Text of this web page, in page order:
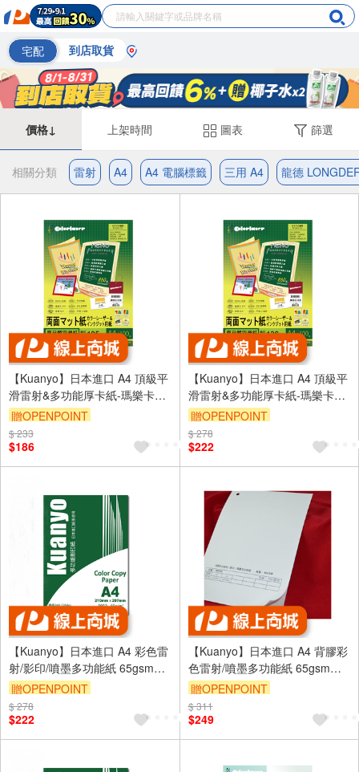
宅配 到店取貨
價格↓ 上架時間 圖表 篩選
相關分類 雷射 A4 A4 電腦標籤 三用 A4 龍德
【Kuanyo】日本進口 A4 頂級平
滑雷射&多功能厚卡紙-瑪樂卡
104gsm 100張 /包 MA105
贈OPENPOINT
$ 233
$186
【Kuanyo】日本進口 A4 頂級平
滑雷射&多功能厚卡紙-瑪樂卡
130gsm 100張 /包 MA130
贈OPENPOINT
$ 278
$222
【Kuanyo】日本進口 A4 彩色雷
射/影印/噴墨多功能紙 65gsm
500張 /包 AS65
贈OPENPOINT
$ 278
$222
【Kuanyo】日本進口 A4 背膠彩
色雷射/噴墨多功能紙 65gsm
100張 /包 AST90
贈OPENPOINT
$ 311
$249